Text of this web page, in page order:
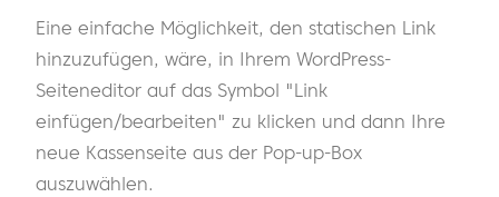
Eine einfache Möglichkeit, den statischen Link
hinzuzufügen, wäre, in Ihrem WordPress-
Seiteneditor auf das Symbol "Link
einfügen/bearbeiten" zu klicken und dann Ihre
neue Kassenseite aus der Pop-up-Box
auszuwählen.